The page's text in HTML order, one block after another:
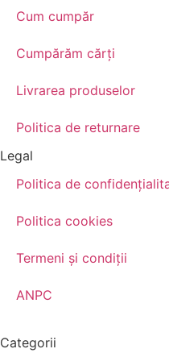
Cum cumpăr
Cumpărăm cărţi
Livrarea produselor
Politica de returnare
Legal
Politica de
Politica cookies
Termeni şi condiţii
ANPC
Categorii